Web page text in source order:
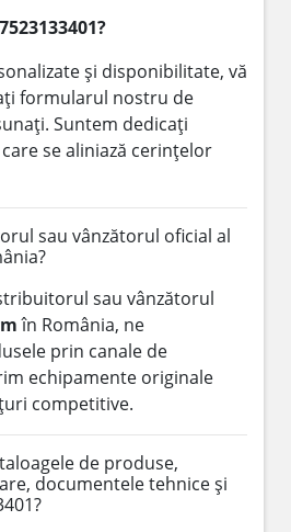
și disponibilitate, vă
formularul nostru de
Suntem dedicați
se aliniază cerințelor
sau vânzătorul oficial al
sau vânzătorul
în România, ne
prin canale de
echipamente originale
competitive.
de produse,
documentele tehnice și